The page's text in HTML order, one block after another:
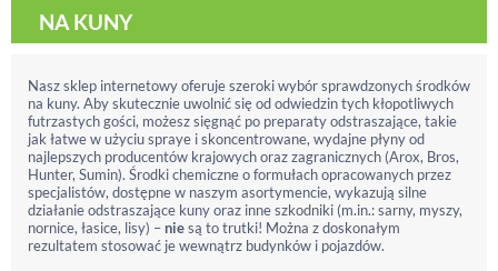
NA KUNY
Nasz sklep internetowy oferuje szeroki wybór sprawdzonych środków
na kuny. Aby skutecznie uwolnić się od odwiedzin tych kłopotliwych
futrzastych gości, możesz sięgnąć po preparaty odstraszające, takie
jak łatwe w użyciu spraye i skoncentrowane, wydajne płyny od
najlepszych producentów krajowych oraz zagranicznych (Arox, Bros,
Hunter, Sumin). Środki chemiczne o formułach opracowanych przez
specjalistów, dostępne w naszym asortymencie, wykazują silne
działanie odstraszające kuny oraz inne szkodniki (m.in.: sarny, myszy,
nornice, łasice, lisy) –niesą to trutki! Można z doskonałym
rezultatem stosować je wewnątrz budynków i pojazdów.